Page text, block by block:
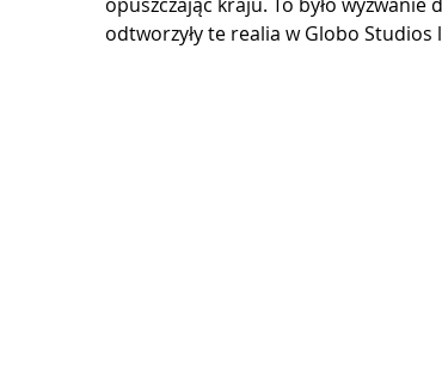
odtworzyły te realia w Globo Studios